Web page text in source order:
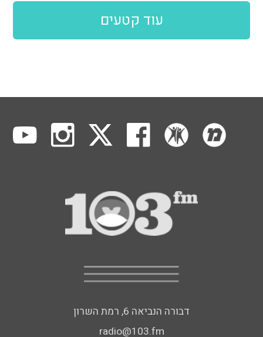
עוד קטעים
דבורה הנביאה 6, רמת השרון
radio@103.fm